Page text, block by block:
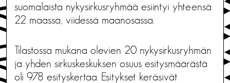
suomalaista nykysirkusryhmää esiintyi yhteensä
22 maassa, viidessä maanosassa.
Tilastossa mukana olevien 20 nykysirkusryhmän
ja yhden sirkuskeskuksen osuus esitysmäärästä
oli 978 esityskertaa. Esitykset keräsivät